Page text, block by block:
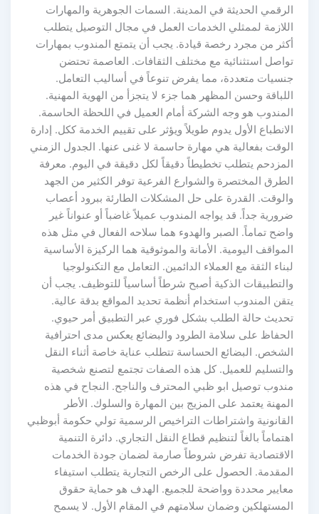
الرقمي الحديثة في المدينة. السمات الجوهرية والمهارات
اللازمة لممثلي الخدمات العمل في مجال التوصيل يتطلب
أكثر من مجرد رخصة قيادة. يجب أن يتمتع المندوب بمهارات
تواصل استثنائية مع مختلف الثقافات. العاصمة تحتضن
جنسيات متعددة، مما يفرض تنوعاً في أساليب التعامل.
اللباقة وحسن المظهر هما جزء لا يتجزأ من الهوية المهنية.
المندوب هو وجه الشركة أمام العميل في اللحظة الحاسمة.
الانطباع الأول يدوم طويلاً ويؤثر على تقييم الخدمة ككل. إدارة
الوقت بفعالية هي مهارة حاسمة لا غنى عنها. الجدول الزمني
المزدحم يتطلب تخطيطاً دقيقاً لكل دقيقة في اليوم. معرفة
الطرق المختصرة والشوارع الفرعية توفر الكثير من الجهد
والوقت. القدرة على حل المشكلات الطارئة ببرود أعصاب
ضرورية جداً. قد يواجه المندوب عميلاً غاضباً أو عنواناً غير
واضح تماماً. الصبر والهدوء هما سلاحه الفعال في مثل هذه
المواقف اليومية. الأمانة والموثوقية هما الركيزة الأساسية
لبناء الثقة مع العملاء الدائمين. التعامل مع التكنولوجيا
والتطبيقات الذكية أصبح شرطاً أساسياً للتوظيف. يجب أن
يتقن المندوب استخدام أنظمة تحديد المواقع بدقة عالية.
تحديث حالة الطلب بشكل فوري عبر التطبيق أمر حيوي.
الحفاظ على سلامة الطرود والبضائع يعكس مدى احترافية
الشخص. البضائع الحساسة تتطلب عناية خاصة أثناء النقل
والتسليم للعميل. كل هذه الصفات تجتمع لتصنع شخصية
مندوب توصيل ابو ظبي المحترف والناجح. النجاح في هذه
المهنة يعتمد على المزيج بين المهارة والسلوك. الأطر
القانونية واشتراطات التراخيص الرسمية تولي حكومة أبوظبي
اهتماماً بالغاً لتنظيم قطاع النقل التجاري. دائرة التنمية
الاقتصادية تفرض شروطاً صارمة لضمان جودة الخدمات
المقدمة. الحصول على الرخص التجارية يتطلب استيفاء
معايير محددة وواضحة للجميع. الهدف هو حماية حقوق
المستهلكين وضمان سلامتهم في المقام الأول. لا يسمح